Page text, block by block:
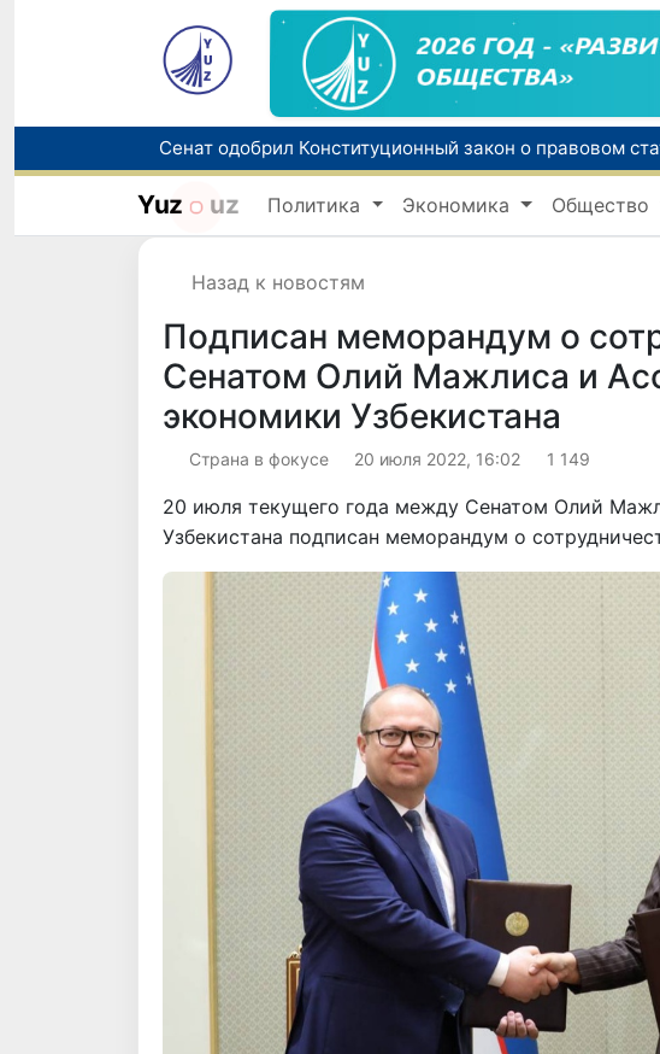
В Узбекистане упростят назначение пенсий по
Yuz uz Политика Экономика Общество
Назад к новостям
Подписан меморандум о
Сенатом Олий Мажлиса и
экономики Узбекистана
Страна в фокусе 20 июля 2022, 16:02 1 149
20 июля текущего года между Сенатом Олий
Узбекистана подписан меморандум о